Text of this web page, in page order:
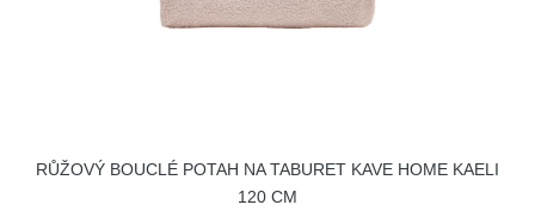
RŮŽOVÝ BOUCLÉ POTAH NA TABURET KAVE HOME KAELI
120 CM